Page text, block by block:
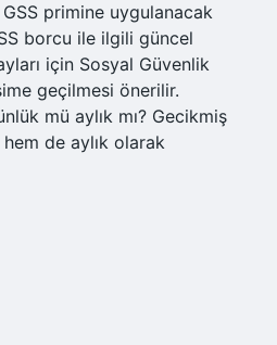
GSS primine uygulanacak
borcu ile ilgili güncel
için Sosyal Güvenlik
geçilmesi önerilir.
mü aylık mı? Gecikmiş
de aylık olarak